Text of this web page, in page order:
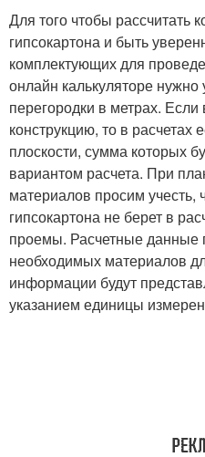
Для того чтобы рассчитать
гипсокартона и быть
комплектующих для
онлайн калькуляторе нужно
перегородки в метрах.
конструкцию, то в расчетах
плоскости, сумма которых
вариантом расчета. При
материалов просим учесть,
гипсокартона не берет в
проемы. Расчетные данные
необходимых материалов
информации будут
указанием единицы